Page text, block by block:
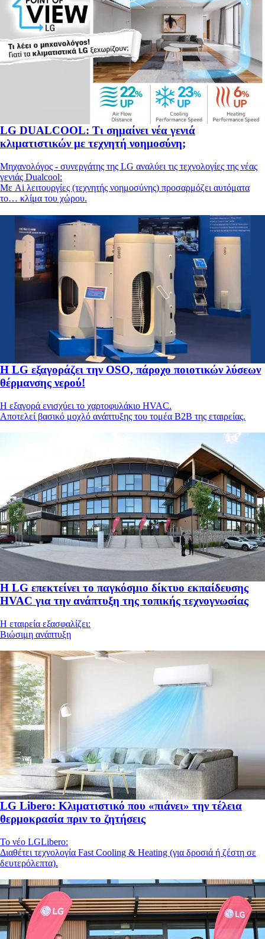
LG DUALCOOL: Τι σημαίνει νέα γενιά
κλιματιστικών με τεχνητή νοημοσύνη;
Μηχανολόγος - συνεργάτης της LG αναλύει τις τεχνολογίες της νέας
γενιάς Dualcool:
Mε Ai λειτουργίες (τεχνητής νοημοσύνης) προσαρμόζει αυτόματα
το… κλίμα του χώρου.
Η LG εξαγοράζει την OSO, πάροχο ποιοτικών λύσεων
θέρμανσης νερού!
Η εξαγορά ενισχύει το χαρτοφυλάκιο HVAC.
Aποτελεί βασικό μοχλό ανάπτυξης του τομέα B2B της εταιρείας.
Η LG επεκτείνει το παγκόσμιο δίκτυο εκπαίδευσης
HVAC για την ανάπτυξη της τοπικής τεχνογνωσίας
Η εταιρεία εξασφαλίζει:
Βιώσιμη ανάπτυξη
LG Libero: Κλιματιστικό που «πιάνει» την τέλεια
θερμοκρασία πριν το ζητήσεις
Το νέο LGLibero:
Διαθέτει τεχνολογία Fast Cooling & Heating (για δροσιά ή ζέστη σε
δευτερόλεπτα).